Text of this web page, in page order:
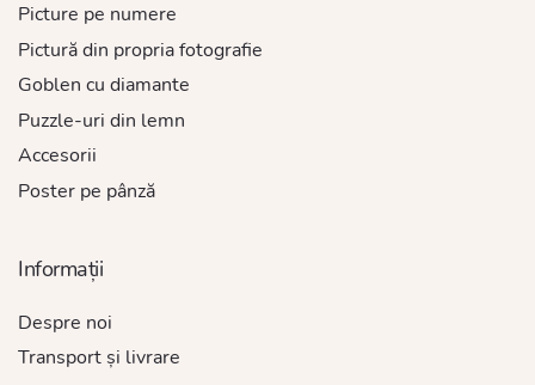
Picture pe numere
Pictură din propria fotografie
Goblen cu diamante
Puzzle-uri din lemn
Accesorii
Poster pe pânză
Informații
Despre noi
Transport și livrare